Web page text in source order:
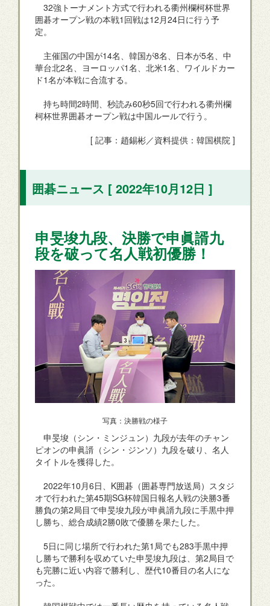
32強トーナメント方式で行われる衢州欄柯杯世界
囲碁オープン戦の本戦1回戦は12月24日に行う予
定。
主催国の中国が14名、韓国が8名、日本が5名、中
華台北2名、ヨーロッパ1名、北米1名、ワイルドカー
ド1名が本戦に合流する。
持ち時間2時間、秒読み60秒5回で行われる衢州欄
柯杯世界囲碁オープン戦は中国ルールで行う。
[ 記事：趙錫彬／資料提供：韓国棋院 ]
囲碁ニュース [ 2022年10月12日 ]
申旻埈九段、決勝で申眞諝九
段を破って名人戦初優勝！
写真：決勝戦の様子
申旻埈（シン・ミンジュン）九段が去年のチャン
ピオンの申眞諝（シン・ジンソ）九段を破り、名人
タイトルを獲得した。
2022年10月6日、K囲碁（囲碁専門放送局）スタジ
オで行われた第45期SG杯韓国日報名人戦の決勝3番
勝負の第2局目で申旻埈九段が申眞諝九段に手黒中押
し勝ち、総合成績2勝0敗で優勝を果たした。
5日に同じ場所で行われた第1局でも283手黒中押
し勝ちで勝利を収めていた申旻埈九段は、第2局目で
も完勝に近い内容で勝利し、歴代10番目の名人にな
った。